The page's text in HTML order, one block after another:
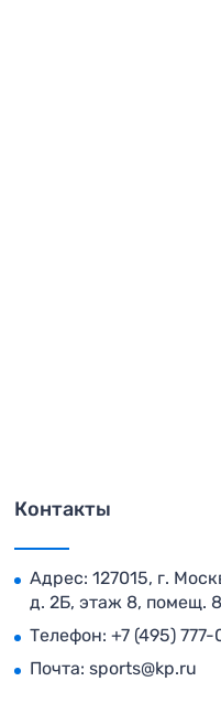
Контакты
Адрес: 127015, г.
д. 2Б, этаж 8, помещ.
Телефон: +7 (495)
Почта: sports@kp.ru